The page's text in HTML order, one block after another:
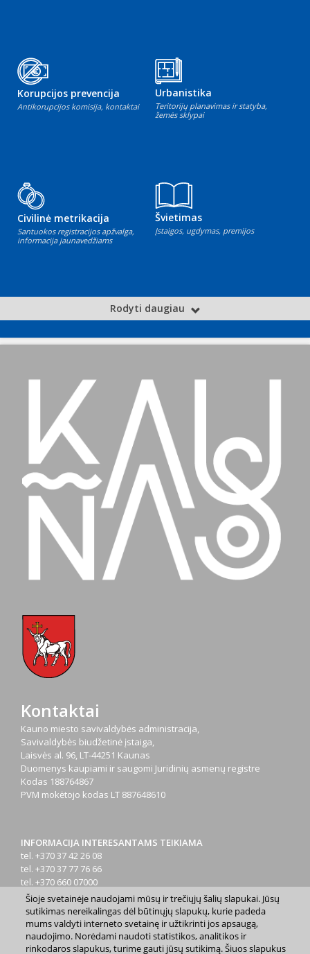
Korupcijos prevencija
Antikorupcijos komisija, kontaktai
Urbanistika
Teritorijų planavimas ir statyba,
žemės sklypai
Civilinė metrikacija
Santuokos registracijos apžvalga,
informacija jaunavedžiams
Švietimas
Įstaigos, ugdymas, premijos
Rodyti daugiau
Kontaktai
Kauno miesto savivaldybės administracija,
Savivaldybės biudžetinė įstaiga,
Laisvės al. 96, LT-44251 Kaunas
Duomenys kaupiami ir saugomi Juridinių asmenų registre
Kodas 188764867
PVM mokėtojo kodas LT 887648610
INFORMACIJA INTERESANTAMS TEIKIAMA
tel. +370 37 42 26 08
tel. +370 37 77 76 66
tel. +370 660 07000
el. p.info@kaunas.lt
Šioje svetainėje naudojami mūsų ir trečiųjų šalių slapukai. Jūsų
sutikimas nereikalingas dėl būtinųjų slapukų, kurie padeda
mums valdyti interneto svetainę ir užtikrinti jos apsaugą,
naudojimo. Norėdami naudoti statistikos, analitikos ir
rinkodaros slapukus, turime gauti jūsų sutikimą. Šiuos slapukus